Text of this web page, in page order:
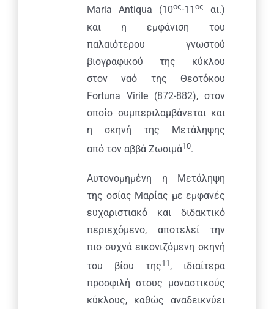
Maria Antiqua (10ος-11 ος
αι.)
και η εμφάνιση του
παλαιότερου γνωστού
βιογραφικού της κύκλου
στον ναό της Θεοτόκου
Fortuna Virile (872-882), στον
οποίο συμπεριλαμβάνεται και
η σκηνή της Μετάληψης
από τον αββά Ζωσιμά10.
Αυτονομημένη η Μετάληψη
της οσίας Μαρίας με εμφανές
ευχαριστιακό και διδακτικό
περιεχόμενο, αποτελεί την
πιο συχνά εικονιζόμενη σκηνή
του βίου της11 , ιδιαίτερα
προσφιλή στους μοναστικούς
κύκλους, καθώς αναδεικνύει